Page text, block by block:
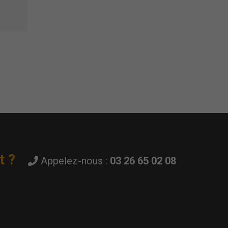
? Appelez-nous : 03 26 65 02 08